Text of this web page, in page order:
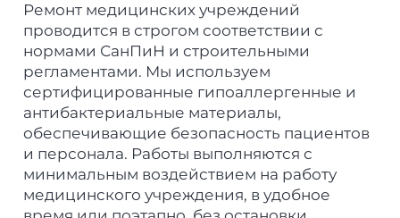
Ремонт медицинских учреждений
проводится в строгом соответствии с
нормами СанПиН и строительными
регламентами. Мы используем
сертифицированные гипоаллергенные и
антибактериальные материалы,
обеспечивающие безопасность пациентов
и персонала. Работы выполняются с
минимальным воздействием на работу
медицинского учреждения, в удобное